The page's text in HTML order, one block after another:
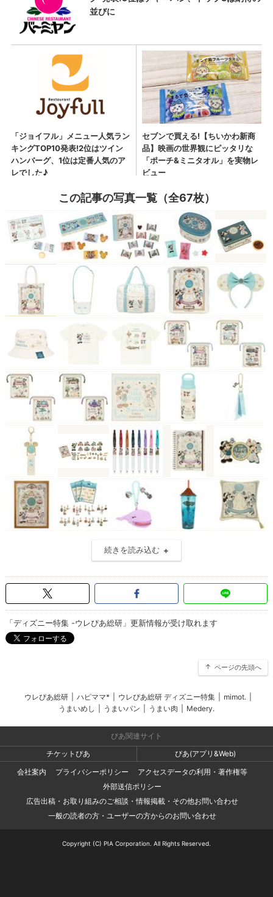
この記事の写真一覧（全67枚）
続きを読み込む
「ディズニー特集 -ウレぴあ総研」更新情報が受け取れます
ページの先頭へ
ウレぴあ総研 ハピママ* ウレぴあ総研 ディズニー特集 mimot.
うまいめし
うまいパン うまい肉 Medery.
ぴあ関連サイト
チケットぴあ
ぴあ(アプリ&Web)
会社案内
プライバシーポリシー
アクセスデータの利用・著作権等
外部送信ポリシー
広告出稿・お取り組みのご相談・情報掲載・その他お問い合わせ
一般の読者の方・ユーザーの方からのお問い合わせ
Copyright (C) PIA Corporation. All Rights Reserved.